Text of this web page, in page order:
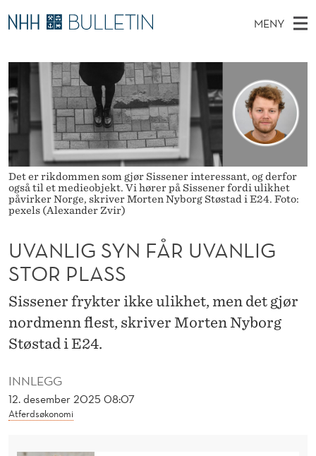
U
V
A
N
L
G
S
Y
N
F
Å
R
U
V
A
MENY
O
V
E
D
M
E
N
Y
Ø
N
E
T
T
S
E
D
E
T
Stipendiater og nye forskerprofiler
Disputaser
Ekspertutvalg
Om Bulletin
Det er rikdommen som gjør Sissener interessant, og derfor
også til et medieobjekt. Vi hører på Sissener fordi ulikhet
påvirker Norge, skriver Morten Nyborg Støstad i E24. Foto:
pexels (Alexander Zvir)
INNLEGG
12. desember 2025 08:07
Atferdsøkonomi
UVANLIG SYN FÅR UVANLIG
STOR PLASS
Sissener frykter ikke ulikhet, men det gjør
nordmenn flest, skriver Morten Nyborg
Støstad i E24.